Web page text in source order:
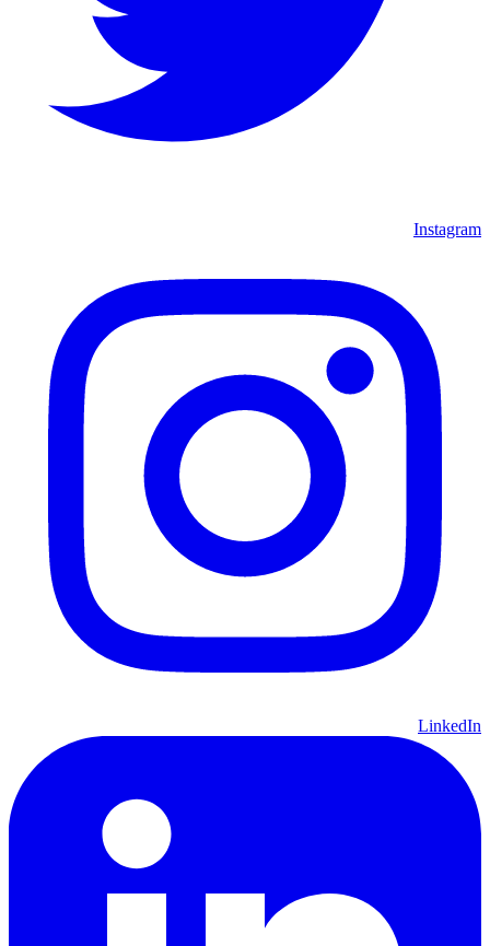
Instagram
LinkedIn